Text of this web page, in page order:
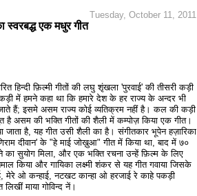
Tuesday, October 11, 2011
स्वरबद्ध एक मधुर गीत
हिन्दी फ़िल्मी गीतों की लघु शृंखला 'पुरवाई' की तीसरी कड़ी
में हमने कहा था कि हमारे देश के हर राज्य के अन्दर भी
हैं; इसमे असम राज्य कोई व्यतिक्रम नहीं है। कल की कड़ी
असम की भक्ति गीतों की शैली में कम्पोज़ किया एक गीत।
जाता है, यह गीत उसी शैली का है। संगीतकार भूपेन हज़ारिका
दीवान' के "हे माई जोख़ुआ" गीत में किया था, बाद में ७०
सुयोग मिला, और एक भक्ति रचना उन्हें फ़िल्म के लिए
किया और गायिका लक्ष्मी शंकर से यह गीत गवाया जिसके
मेरे ओ कन्हाई, नटखट कान्हा ओ हरजाई रे काहे पकड़ी
माया गोविन्द नें।